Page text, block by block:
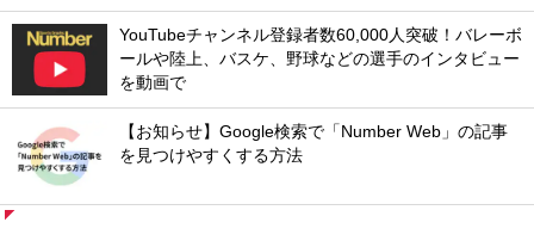
YouTubeチャンネル登録者数60,000人突破！バレーボ
ールや陸上、バスケ、野球などの選手のインタビュー
を動画で
【お知らせ】Google検索で「Number Web」の記事
を見つけやすくする方法